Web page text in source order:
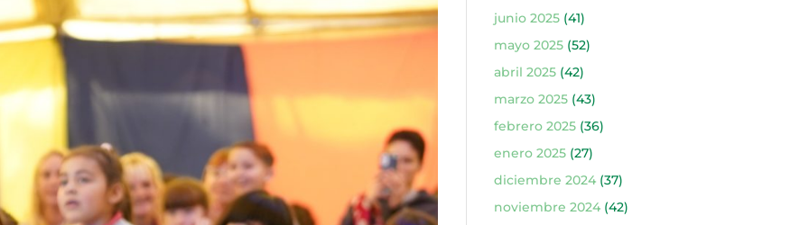
junio 2025(41)
mayo 2025(52)
abril 2025(42)
marzo 2025(43)
febrero 2025(36)
enero 2025(27)
diciembre 2024(37)
noviembre 2024(42)